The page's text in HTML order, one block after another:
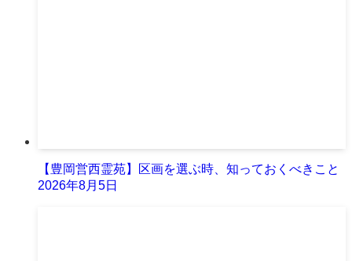
【豊岡営西霊苑】区画を選ぶ時、知っておくべきこと
2026年8月5日